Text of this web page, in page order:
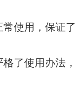
使用，保证了
了使用办法，